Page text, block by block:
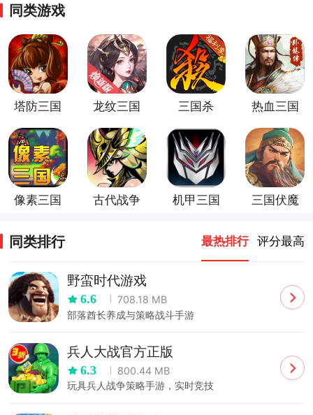
同类游戏
塔防三国
龙纹三国 三国杀 热血三国
像素三国
古代战争
机甲三国
三国伏魔
同类排行 最热排行 评分最高
野蛮时代游戏
6.6
708.18 MB
部落酋长养成与策略战斗手游
兵人大战官方正版
6.3
800.44 MB
玩具兵人战争策略手游，实时竞技